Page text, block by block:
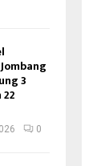
3
0